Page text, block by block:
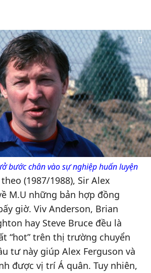
bước chân vào sự nghiệp huấn luyện
(1987/1988), Sir Alex
M.U những bản hợp đồng
giờ. Viv Anderson, Brian
hay Steve Bruce đều là
“hot” trên thị trường chuyển
tư này giúp Alex Ferguson và
được vị trí Á quân. Tuy nhiên,